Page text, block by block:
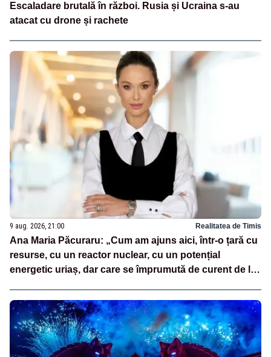
Escaladare brutală în război. Rusia și Ucraina s-au
atacat cu drone și rachete
9 aug. 2026, 21:00 Realitatea de Timis
Ana Maria Păcuraru: „Cum am ajuns aici, într-o țară cu
resurse, cu un reactor nuclear, cu un potențial
energetic uriaș, dar care se împrumută de curent de la